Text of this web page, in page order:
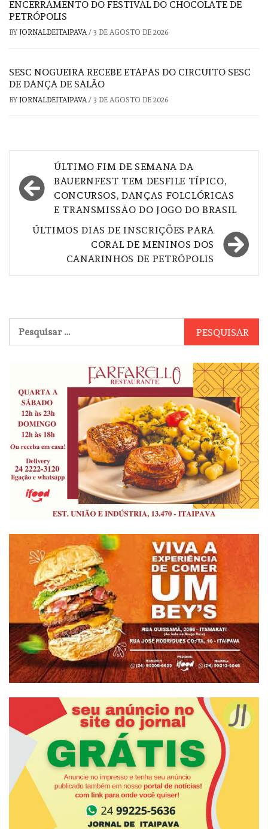
ENCERRAMENTO DO FESTIVAL DO CHOCOLATE DE
PETRÓPOLIS
BY JORNALDEITAIPAVA/ 3 DE AGOSTO DE 2026
SESC NOGUEIRA RECEBE ETAPAS DO CIRCUITO SESC
DE DANÇA DE SALÃO
BY JORNALDEITAIPAVA/ 3 DE AGOSTO DE 2026
Navegação
de
Post
ÚLTIMO FIM DE SEMANA DA
BAUERNFEST TEM DESFILE TÍPICO,
CONCURSOS, DANÇAS FOLCLÓRICAS
E TRANSMISSÃO DO JOGO DO BRASIL
ÚLTIMOS DIAS DE INSCRIÇÕES PARA
CORAL DE MENINOS DOS
CANARINHOS DE PETRÓPOLIS
por: